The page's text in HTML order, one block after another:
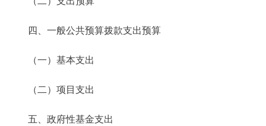
四、一般公共预算拨款支出预算
（一）基本支出
（二）项目支出
五、政府性基金支出